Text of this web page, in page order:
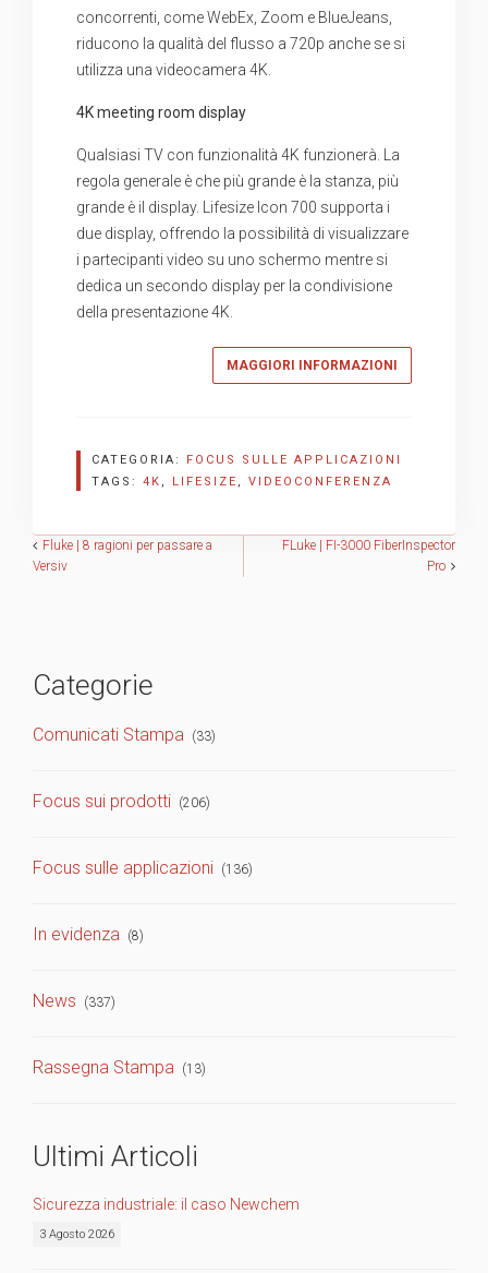
concorrenti, come WebEx, Zoom e BlueJeans,
riducono la qualità del flusso a 720p anche se si
utilizza una videocamera 4K.
4K meeting room display
Qualsiasi TV con funzionalità 4K funzionerà. La
regola generale è che più grande è la stanza, più
grande è il display. Lifesize Icon 700 supporta i
due display, offrendo la possibilità di visualizzare
i partecipanti video su uno schermo mentre si
dedica un secondo display per la condivisione
della presentazione 4K.
MAGGIORI INFORMAZIONI
CATEGORIA: FOCUS SULLE APPLICAZIONI
TAGS: 4K , LIFESIZE , VIDEOCONFERENZA
Navigazione
Fluke | 8 ragioni per passare a
Versiv
FLuke | FI-3000 FiberInspector
Pro
Categorie
Comunicati Stampa (33)
Focus sui prodotti (206)
Focus sulle applicazioni (136)
In evidenza (8)
News (337)
Rassegna Stampa (13)
Ultimi Articoli
Sicurezza industriale: il caso Newchem
3 Agosto 2026